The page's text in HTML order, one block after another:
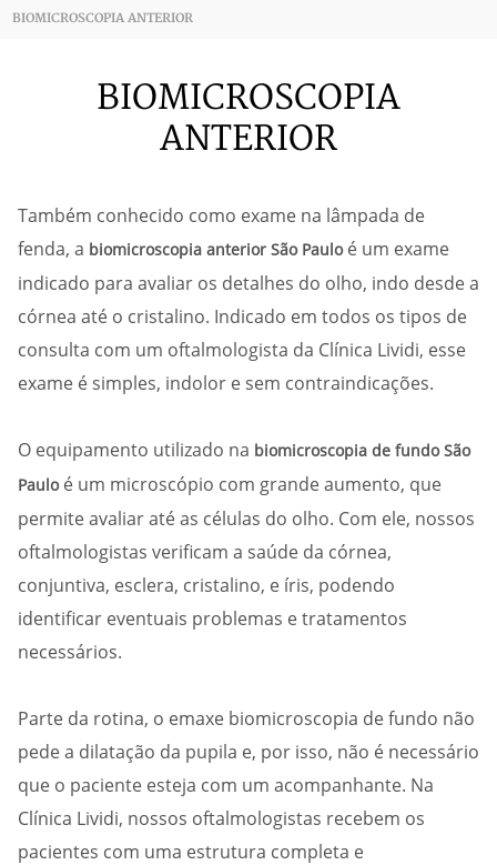
BIOMICROSCOPIA ANTERIOR
BIOMICROSCOPIA
ANTERIOR
Também conhecido como exame na lâmpada de
fenda, a biomicroscopia anterior São Pauloé um exame
indicado para avaliar os detalhes do olho, indo desde a
córnea até o cristalino. Indicado em todos os tipos de
consulta com um oftalmologista da Clínica Lividi, esse
exame é simples, indolor e sem contraindicações.
O equipamento utilizado na biomicroscopia de fundo São
Pauloé um microscópio com grande aumento, que
permite avaliar até as células do olho. Com ele, nossos
oftalmologistas verificam a saúde da córnea,
conjuntiva, esclera, cristalino, e íris, podendo
identificar eventuais problemas e tratamentos
necessários.
Parte da rotina, o emaxe biomicroscopia de fundo não
pede a dilatação da pupila e, por isso, não é necessário
que o paciente esteja com um acompanhante. Na
Clínica Lividi, nossos oftalmologistas recebem os
pacientes com uma estrutura completa e